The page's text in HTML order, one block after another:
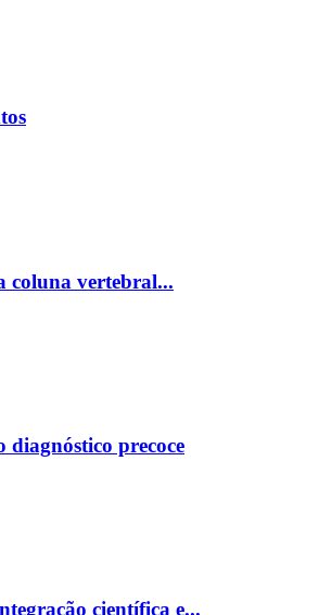
coluna vertebral...
diagnóstico precoce
científica e...